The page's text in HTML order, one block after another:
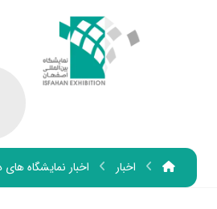
اخبار اخبار نمایشگاه